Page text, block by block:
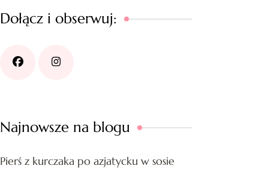
Dołącz i obserwuj:
Najnowsze na blogu
Pierś z kurczaka po azjatycku w sosie